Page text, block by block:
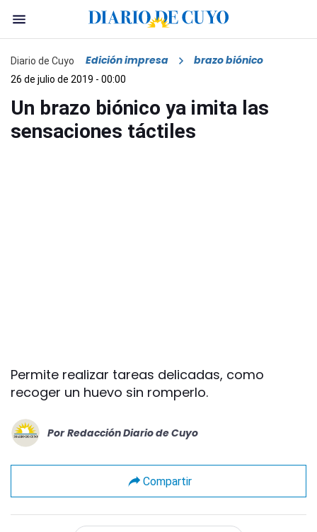
Diario de Cuyo Edición impresa brazo biónico
26 de julio de 2019 - 00:00
Un brazo biónico ya imita las
sensaciones táctiles
Permite realizar tareas delicadas, como
recoger un huevo sin romperlo.
Por Redacción Diario de Cuyo
Compartir